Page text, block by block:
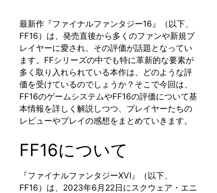
最新作『ファイナルファンタジー16』（以下、
FF16）は、発売直後から多くのファンや新規プ
レイヤーに愛され、その評価が話題となってい
ます。FFシリーズの中でも特に革新的な要素が
多く取り入れられている本作は、どのような評
価を受けているのでしょうか？そこで今回は、
FF16のゲームシステムやFF16の評価について基
本情報を詳しく解説しつつ、プレイヤーたちの
レビューやプレイの感想をまとめていきます。
FF16について
『ファイナルファンタジーXVI』（以下、
FF16）は、2023年6月22日にスクウェア・エニ